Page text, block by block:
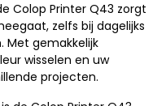
Colop Printer Q43 zorgt
zelfs bij dagelijks
Met gemakkelijk
wisselen en uw
projecten.